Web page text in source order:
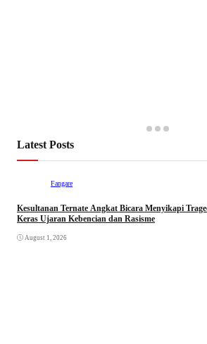
Latest Posts
Fangare
Kesultanan Ternate Angkat Bicara Menyikapi
Keras Ujaran Kebencian dan Rasisme
August 1, 2026